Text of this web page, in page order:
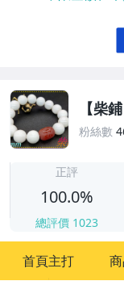
【柴
粉絲數
正評
100.0%
總評價 1023
首頁主打